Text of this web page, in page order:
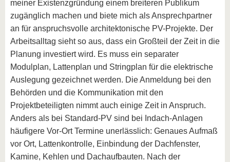
meiner Existenzgründung einem breiteren Publikum
zugänglich machen und biete mich als Ansprechpartner
an für anspruchsvolle architektonische PV-Projekte. Der
Arbeitsalltag sieht so aus, dass ein Großteil der Zeit in die
Planung investiert wird. Es muss ein separater
Modulplan, Lattenplan und Stringplan für die elektrische
Auslegung gezeichnet werden. Die Anmeldung bei den
Behörden und die Kommunikation mit den
Projektbeteiligten nimmt auch einige Zeit in Anspruch.
Anders als bei Standard-PV sind bei Indach-Anlagen
häufigere Vor-Ort Termine unerlässlich: Genaues Aufmaß
vor Ort, Lattenkontrolle, Einbindung der Dachfenster,
Kamine, Kehlen und Dachaufbauten. Nach der